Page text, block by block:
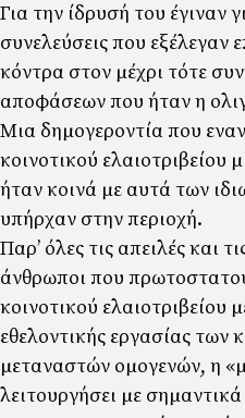
Για την ίδρυσή του έγιναν
συνελεύσεις που εξέλεγαν
κόντρα στον µέχρι τότε
αποφάσεων που ήταν η
Μια δηµογεροντία που
κοινοτικού ελαιοτριβείου
ήταν κοινά µε αυτά των
υπήρχαν στην περιοχή.
Παρ’ όλες τις απειλές και
άνθρωποι που
κοινοτικού ελαιοτριβείου
εθελοντικής εργασίας των
µεταναστών οµογενών, η
λειτουργήσει µε